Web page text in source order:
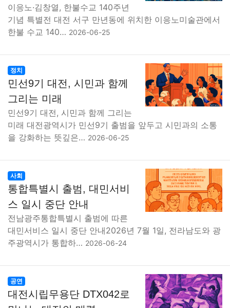
이응노·김창열, 한불수교 140주년
기념 특별전 대전 서구 만년동에 위치한 이응노미술관에서
한불 수교 140… 2026-06-25
정치
민선9기 대전, 시민과 함께
그리는 미래
민선9기 대전, 시민과 함께 그리는
미래 대전광역시가 민선9기 출범을 앞두고 시민과의 소통
을 강화하는 뜻깊은… 2026-06-25
사회
통합특별시 출범, 대민서비
스 일시 중단 안내
전남광주통합특별시 출범에 따른
대민서비스 일시 중단 안내2026년 7월 1일, 전라남도와 광
주광역시가 통합하… 2026-06-24
공연
대전시립무용단 DTX042로